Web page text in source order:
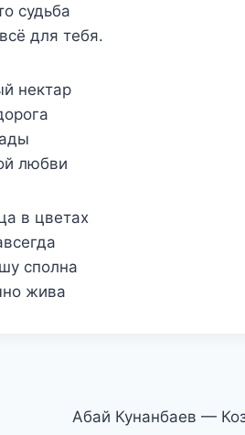
судьба
для тебя.
нектар
любви
в цветах
сполна
жива
Абай Кунанбаев —